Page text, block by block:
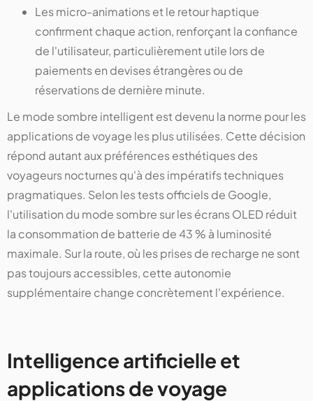
Les micro-animations et le retour haptique
confirment chaque action, renforçant la confiance
de l'utilisateur, particulièrement utile lors de
paiements en devises étrangères ou de
réservations de dernière minute.
Le mode sombre intelligent est devenu la norme pour les
applications de voyage les plus utilisées. Cette décision
répond autant aux préférences esthétiques des
voyageurs nocturnes qu'à des impératifs techniques
pragmatiques. Selon les tests officiels de Google,
l'utilisation du mode sombre sur les écrans OLED réduit
la consommation de batterie de 43 % à luminosité
maximale. Sur la route, où les prises de recharge ne sont
pas toujours accessibles, cette autonomie
supplémentaire change concrètement l'expérience.
Intelligence artificielle et
applications de voyage